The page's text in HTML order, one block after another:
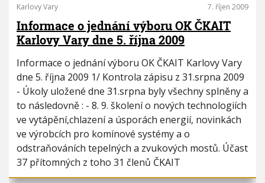
Karlovy Vary 7. říjen 2009
Informace o jednání výboru OK ČKAIT
Karlovy Vary dne 5. října 2009
Informace o jednání výboru OK ČKAIT Karlovy Vary
dne 5. října 2009 1/ Kontrola zápisu z 31.srpna 2009
- Úkoly uložené dne 31.srpna byly všechny splněny a
to následovně : - 8. 9. školení o nových technologiích
ve vytápění,chlazení a úsporách energií, novinkách
ve výrobcích pro komínové systémy a o
odstraňováních tepelných a zvukových mostů. Účast
37 přítomných z toho 31 členů ČKAIT